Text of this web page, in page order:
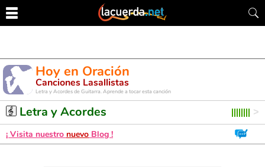
Hoy en Oración
Canciones Lasallistas
Letra y Acordes de Guitarra. Aprende a tocar esta canción
Letra y Acordes
¡ Visita nuestro nuevo Blog !